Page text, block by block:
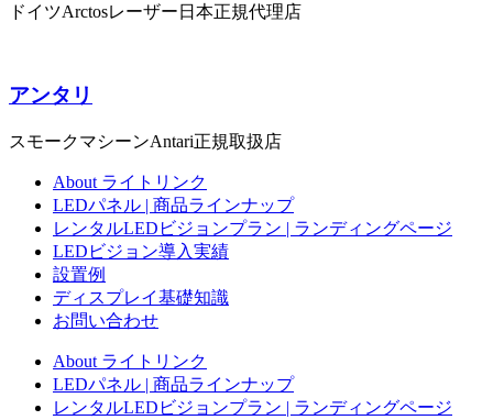
ドイツArctosレーザー日本正規代理店
アンタリ
スモークマシーンAntari正規取扱店
About ライトリンク
LEDパネル | 商品ラインナップ
レンタルLEDビジョンプラン | ランディングページ
LEDビジョン導入実績
設置例
ディスプレイ基礎知識
お問い合わせ
About ライトリンク
LEDパネル | 商品ラインナップ
レンタルLEDビジョンプラン | ランディングページ